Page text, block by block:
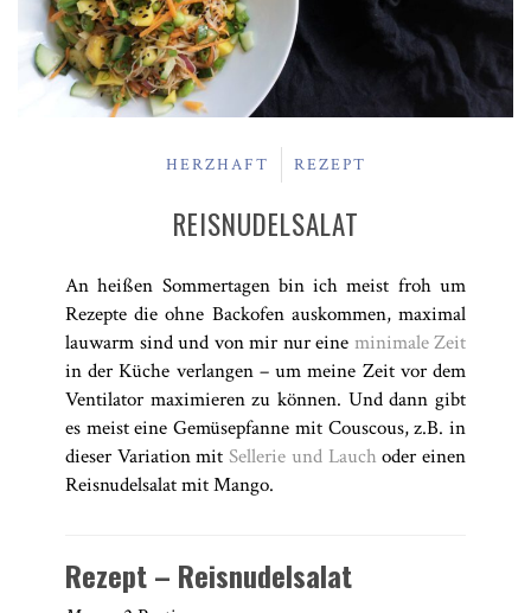
HERZHAFT REZEPT
REISNUDELSALAT
An heißen Sommertagen bin ich meist froh um
Rezepte die ohne Backofen auskommen, maximal
lauwarm sind und von mir nur eine minimale Zeit
in der Küche verlangen – um meine Zeit vor dem
Ventilator maximieren zu können. Und dann gibt
es meist eine Gemüsepfanne mit Couscous, z.B. in
dieser Variation mitSellerie und Lauch oder einen
Reisnudelsalat mit Mango.
Rezept – Reisnudelsalat